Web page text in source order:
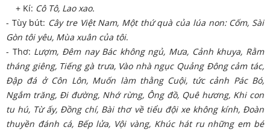
+ Kí: Cô Tô, Lao xao.
- Tùy bút: Cây tre Việt Nam, Một thứ quà của lúa non: Cốm, Sài
Gòn tôi yêu, Mùa xuân của tôi.
- Thơ: Lượm, Đêm nay Bác không ngủ, Mưa, Cảnh khuya, Rằm
tháng giêng, Tiếng gà trưa, Vào nhà ngục Quảng Đông cảm tác,
Đập đá ở Côn Lôn, Muốn làm thằng Cuội, tức cảnh Pác Bó,
Ngắm trăng, Đi đường, Nhớ rừng, Ông đồ, Quê hương, Khi con
tu hú, Từ ấy, Đồng chí, Bài thơ về tiểu đội xe không kính, Đoàn
thuyền đánh cá, Bếp lửa, Vội vàng, Khúc hát ru những em bé